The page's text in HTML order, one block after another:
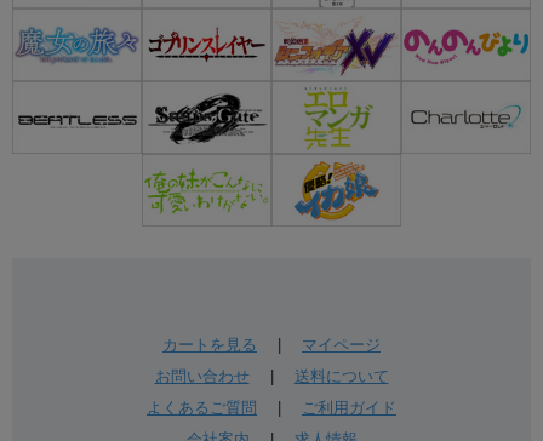
カートを見る
マイページ
お問い合わせ| 送料について
よくあるご質問
ご利用ガイド